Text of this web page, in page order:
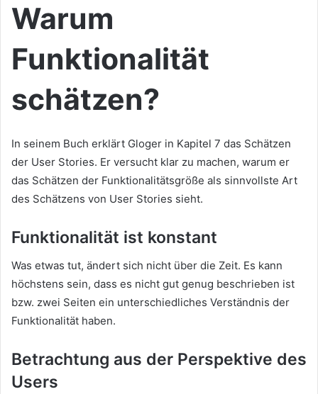
Warum
Funktionalität
schätzen?
In seinem Buch erklärt Gloger in Kapitel 7 das Schätzen
der User Stories. Er versucht klar zu machen, warum er
das Schätzen der Funktionalitätsgröße als sinnvollste Art
des Schätzens von User Stories sieht.
Funktionalität ist konstant
Was etwas tut, ändert sich nicht über die Zeit. Es kann
höchstens sein, dass es nicht gut genug beschrieben ist
bzw. zwei Seiten ein unterschiedliches Verständnis der
Funktionalität haben.
Betrachtung aus der Perspektive des
Users